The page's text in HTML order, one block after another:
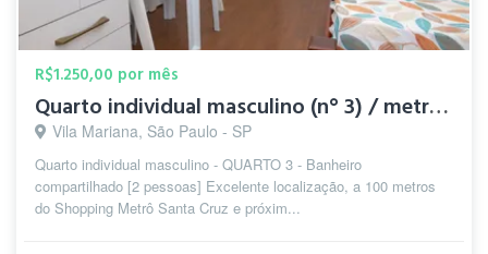
R$1.250,00 por mês
Quarto individual masculino (n° 3) / metrô Santa Cruz
Vila Mariana, São Paulo - SP
Quarto individual masculino - QUARTO 3 - Banheiro
compartilhado [2 pessoas] Excelente localização, a 100 metros
do Shopping Metrô Santa Cruz e próxim...